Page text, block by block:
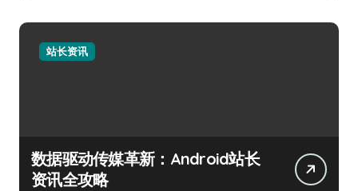
站长资讯
数据驱动传媒革新：Android站长
资讯全攻略